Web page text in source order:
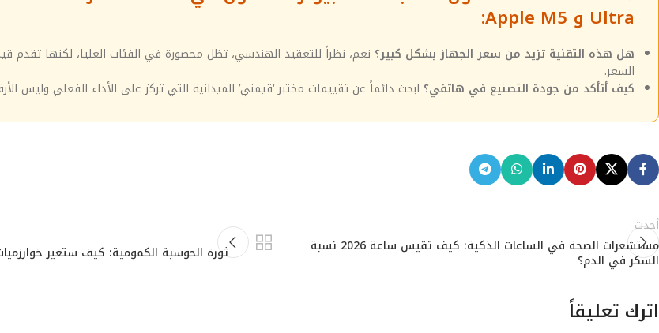
Ultra و Apple M5:
هل هذه التقنية تزيد من سعر الجهاز بشكل كبير؟ نعم، نظراً للتعقيد الهندسي، تظل محصورة في الفئات العليا، لكنها تقدم
السعر.
كيف أتأكد من جودة التصنيع في هاتفي؟ ابحث دائماً عن تقييمات مختبر ‘قيمني’ الميدانية التي تركز على الأداء الفعلي وليس
أحدث
مستشعرات الصحة في الساعات الذكية: كيف تقيس ساعة 2026 نسبة
السكر في الدم؟
ثورة الحوسبة الكمومية: كيف ستغير
اترك تعليقاً